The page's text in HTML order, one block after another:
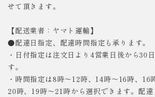
せて頂きます。
【配送業者：ヤマト運輸】
●配達日指定、配達時間指定も承ります。
・日付指定は注文日より4営業日後から30
す。
・時間指定は8時～12時、14時～16時、16
20時、19時～21時から選択できます。配